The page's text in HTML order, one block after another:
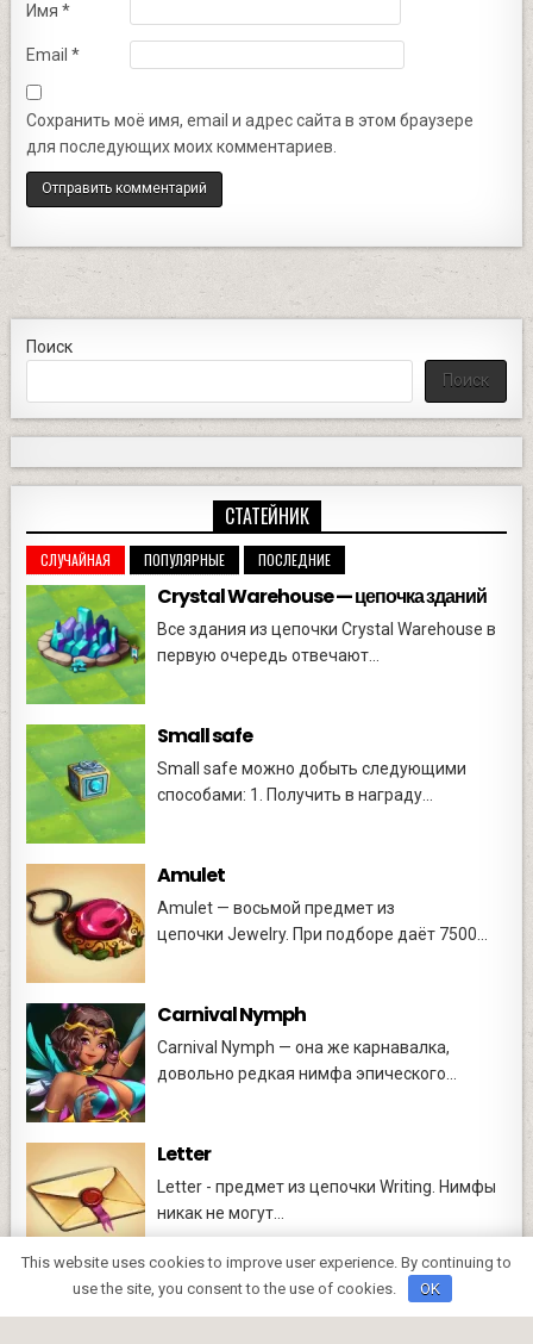
Имя*
Email*
Сохранить моё имя, email и адрес сайта в этом браузере
для последующих моих комментариев.
Поиск
Поиск
СТАТЕЙНИК
СЛУЧАЙНАЯ ПОПУЛЯРНЫЕ ПОСЛЕДНИЕ
Crystal Warehouse — цепочка зданий
Все здания из цепочки Crystal Warehouse в
первую очередь отвечают...
Small safe
Small safe можно добыть следующими
способами: 1. Получить в награду...
Amulet
Amulet — восьмой предмет из
цепочки Jewelry. При подборе даёт 7500...
Carnival Nymph
Carnival Nymph — она же карнавалка,
довольно редкая нимфа эпического...
Letter
Letter - предмет из цепочки Writing. Нимфы
никак не могут...
This website uses cookies to improve user experience. By continuing to
use the site, you consent to the use of cookies.
OK